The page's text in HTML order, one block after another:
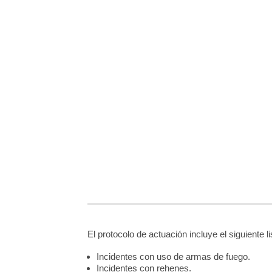
El protocolo de actuación incluye el siguiente
Incidentes con uso de armas de fuego.
Incidentes con rehenes.